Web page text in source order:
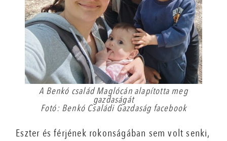
A Benkó család Maglócán alapította meg
gazdaságát
Fotó: Benkó Családi Gazdaság facebook
Eszter és férjének rokonságában sem volt senki,